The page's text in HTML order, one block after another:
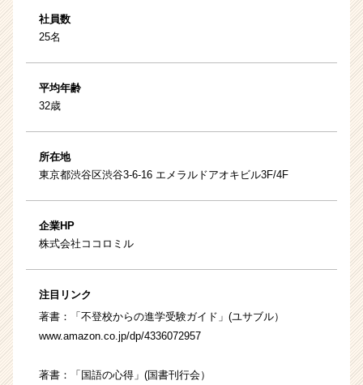
社員数
25名
平均年齢
32歳
所在地
東京都渋谷区渋谷3-6-16 エメラルドアオキビル3F/4F
企業HP
株式会社ココロミル
注目リンク
著書：「不登校からの進学受験ガイド」(ユサブル）
www.amazon.co.jp/dp/4336072957
著書：「国語の心得」(国書刊行会）